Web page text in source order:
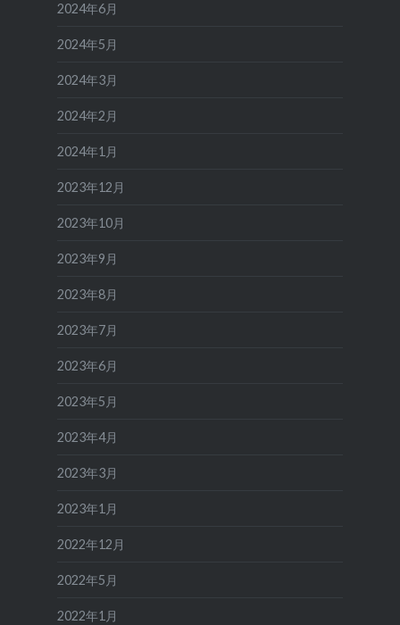
2024年6月
2024年5月
2024年3月
2024年2月
2024年1月
2023年12月
2023年10月
2023年9月
2023年8月
2023年7月
2023年6月
2023年5月
2023年4月
2023年3月
2023年1月
2022年12月
2022年5月
2022年1月